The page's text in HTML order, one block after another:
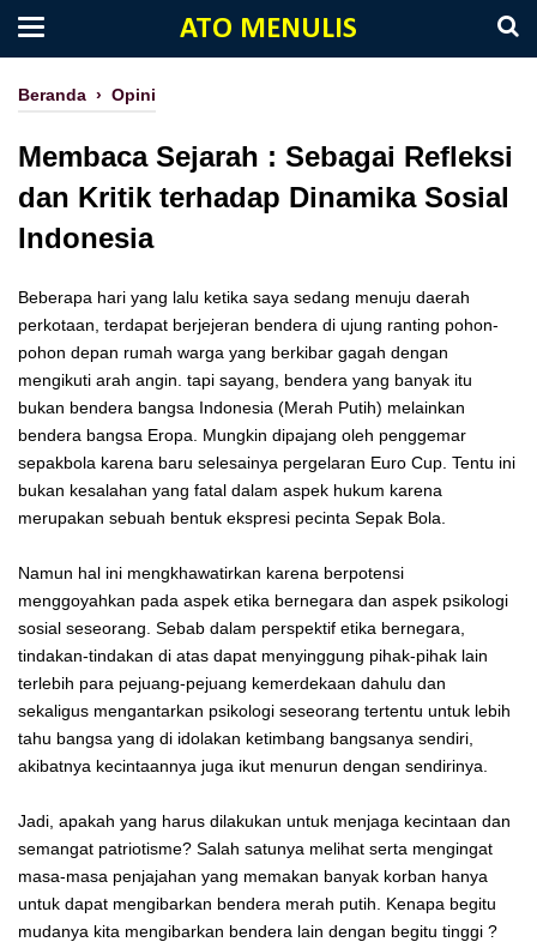
ATO MENULIS
Beranda › Opini
Membaca Sejarah : Sebagai Refleksi
dan Kritik terhadap Dinamika Sosial
Indonesia
Beberapa hari yang lalu ketika saya sedang menuju daerah
perkotaan, terdapat berjejeran bendera di ujung ranting pohon-
pohon depan rumah warga yang berkibar gagah dengan
mengikuti arah angin. tapi sayang, bendera yang banyak itu
bukan bendera bangsa Indonesia (Merah Putih) melainkan
bendera bangsa Eropa. Mungkin dipajang oleh penggemar
sepakbola karena baru selesainya pergelaran Euro Cup. Tentu ini
bukan kesalahan yang fatal dalam aspek hukum karena
merupakan sebuah bentuk ekspresi pecinta Sepak Bola.
Namun hal ini mengkhawatirkan karena berpotensi
menggoyahkan pada aspek etika bernegara dan aspek psikologi
sosial seseorang. Sebab dalam perspektif etika bernegara,
tindakan-tindakan di atas dapat menyinggung pihak-pihak lain
terlebih para pejuang-pejuang kemerdekaan dahulu dan
sekaligus mengantarkan psikologi seseorang tertentu untuk lebih
tahu bangsa yang di idolakan ketimbang bangsanya sendiri,
akibatnya kecintaannya juga ikut menurun dengan sendirinya.
Jadi, apakah yang harus dilakukan untuk menjaga kecintaan dan
semangat patriotisme? Salah satunya melihat serta mengingat
masa-masa penjajahan yang memakan banyak korban hanya
untuk dapat mengibarkan bendera merah putih. Kenapa begitu
mudanya kita mengibarkan bendera lain dengan begitu tinggi ?